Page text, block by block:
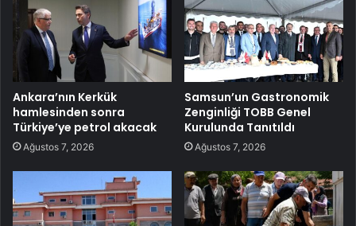
Ankara’nın Kerkük
hamlesinden sonra
Türkiye’ye petrol akacak
Ağustos 7, 2026
Samsun’un Gastronomik
Zenginliği TOBB Genel
Kurulunda Tanıtıldı
Ağustos 7, 2026